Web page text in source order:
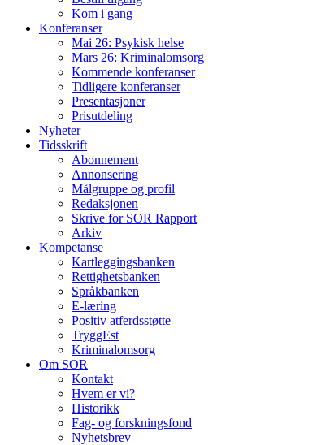
Kom i gang
Konferanser
Mai 26: Psykisk helse
Mars 26: Kriminal­omsorg
Kommende konferanser
Tidligere konferanser
Presentasjoner
Prisutdeling
Nyheter
Tidsskrift
Abonnement
Annonsering
Målgruppe og profil
Redaksjonen
Skrive for SOR Rapport
Arkiv
Kompetanse
Kartleggingsbanken
Rettighetsbanken
Språkbanken
E-læring
Positiv atferdsstøtte
TryggEst
Kriminalomsorg
Om SOR
Kontakt
Hvem er vi?
Historikk
Fag- og forskningsfond
Nyhetsbrev